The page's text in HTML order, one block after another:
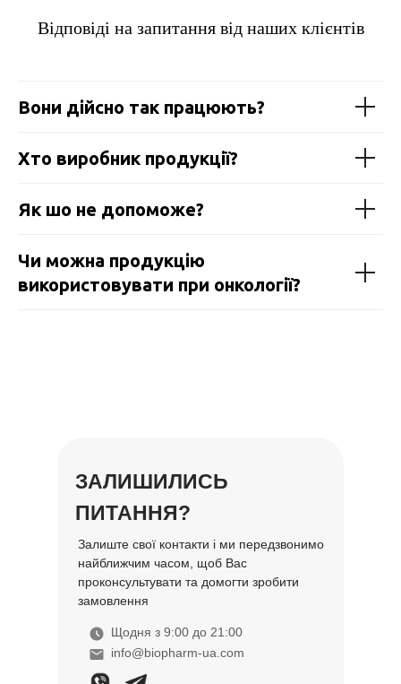
Відповіді на запитання від наших клієнтів
Вони дійсно так працюють?
Хто виробник продукції?
Як шо не допоможе?
Чи можна продукцію
використовувати при онкології?
Залиште свої контакти і ми передзвонимо
найближчим часом, щоб Вас
проконсультувати та домогти зробити
замовлення
ЗАЛИШИЛИСЬ
ПИТАННЯ?
Щодня з 9:00 до 21:00
info@biopharm-ua.com